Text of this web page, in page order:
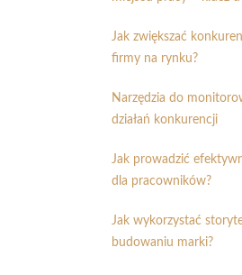
Jak zwiększać
firmy na rynku?
Narzędzia do
działań konkurencji
Jak prowadzić
dla pracowników?
Jak wykorzystać
budowaniu marki?